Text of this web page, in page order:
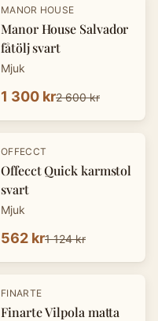
-50%
MANOR HOUSE
Manor House Salvador
fåtölj svart
Mjuk
1 300 kr2 600 kr
-50%
OFFECCT
Offecct Quick karmstol
svart
Mjuk
562 kr1 124 kr
-50 %
FINARTE
Finarte Vilpola matta